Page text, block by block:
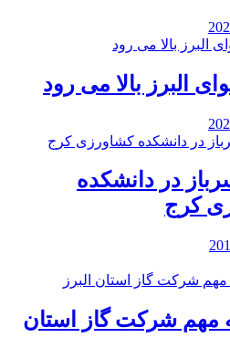
البرز بالا می رود
در دانشکده
کرج
مهم شرکت گاز استان